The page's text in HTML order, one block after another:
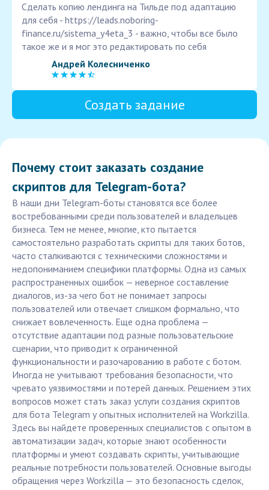
Сделать копию лендинга на Тильде под адаптацию
для себя - https://leads.noboring-
finance.ru/sistema_y4eta_3 - важно, чтобы все было
такое же и я мог это редактировать по себя
Андрей Колесниченко
Создать задание
Почему стоит заказать создание
скриптов для Telegram-бота?
В наши дни Telegram-боты становятся все более
востребованными среди пользователей и владельцев
бизнеса. Тем не менее, многие, кто пытается
самостоятельно разработать скрипты для таких ботов,
часто сталкиваются с техническими сложностями и
недопониманием специфики платформы. Одна из самых
распространенных ошибок — неверное составление
диалогов, из-за чего бот не понимает запросы
пользователей или отвечает слишком формально, что
снижает вовлеченность. Еще одна проблема —
отсутствие адаптации под разные пользовательские
сценарии, что приводит к ограниченной
функциональности и разочарованию в работе с ботом.
Иногда не учитывают требования безопасности, что
чревато уязвимостями и потерей данных. Решением этих
вопросов может стать заказ услуги создания скриптов
для бота Telegram у опытных исполнителей на Workzilla.
Здесь вы найдете проверенных специалистов с опытом в
автоматизации задач, которые знают особенности
платформы и умеют создавать скрипты, учитывающие
реальные потребности пользователей. Основные выгоды
обращения через Workzilla — это безопасность сделок,